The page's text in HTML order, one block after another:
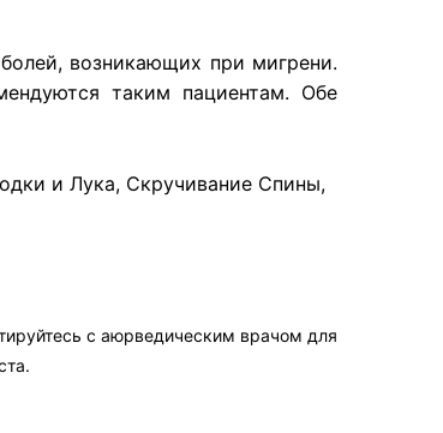
возникающих при мигрени.
таким пациентам. Обе
и Лука, Скручивание Спины,
с аюрведическим врачом для